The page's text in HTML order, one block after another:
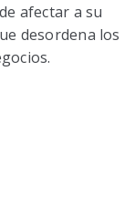
afectar a su
desordena los